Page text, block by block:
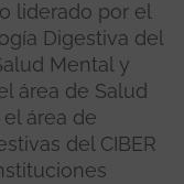
liderado por el
Digestiva del
Mental y
área de Salud
el área de
del CIBER